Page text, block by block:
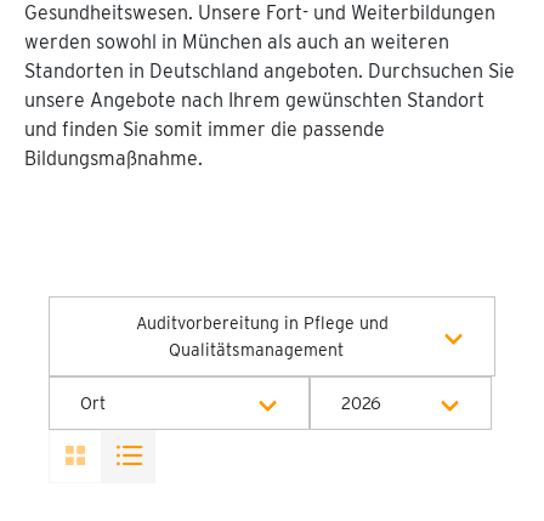
Gesundheitswesen. Unsere Fort- und Weiterbildungen
werden sowohl in München als auch an weiteren
Standorten in Deutschland angeboten. Durchsuchen Sie
unsere Angebote nach Ihrem gewünschten Standort
und finden Sie somit immer die passende
Bildungsmaßnahme.
Auditvorbereitung in Pflege und
Qualitätsmanagement
Alle Kategorien
Ort
Alle Orte
2026